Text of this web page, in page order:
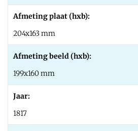
Afmeting plaat (hxb):
204x163 mm
Afmeting beeld (hxb):
199x160 mm
Jaar:
1817